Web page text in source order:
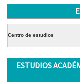
Centro de estudios
ESTUDIOS